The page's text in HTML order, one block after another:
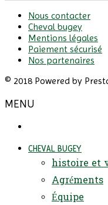
Nous contacter
Cheval bugey
Mentions légales
Paiement sécurisé
Nos partenaires
© 2018 Powered by
MENU
CHEVAL BUGEY
histoire et
Agréments
Équipe